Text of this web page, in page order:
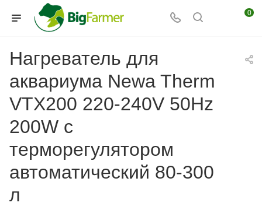
0
Нагреватель для
аквариума Newa Therm
VTX200 220-240V 50Hz
200W с
терморегулятором
автоматический 80-300
л